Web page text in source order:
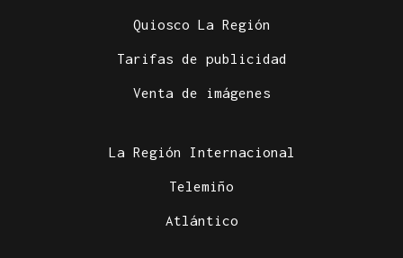
Quiosco La Región
Tarifas de publicidad
Venta de imágenes
La Región Internacional
Telemiño
Atlántico